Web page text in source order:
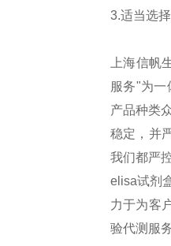
3.适当选
上海信帆
服务"为一
产品种类
稳定，并
我们都严
elisa试剂
力于为客
验代测服